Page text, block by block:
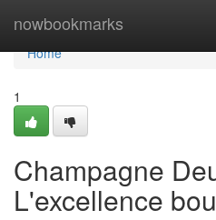
nowbookmarks
Home
Home
1
Champagne
L'excellence